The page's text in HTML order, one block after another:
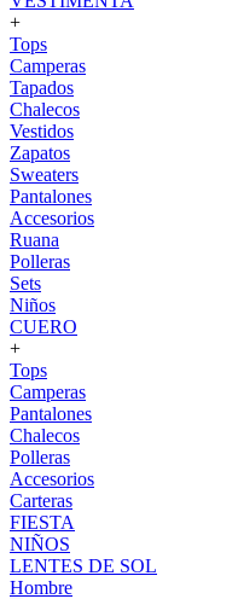
+
Tops
Camperas
Tapados
Chalecos
Vestidos
Zapatos
Sweaters
Pantalones
Accesorios
Ruana
Polleras
Sets
Niños
CUERO
+
Tops
Camperas
Pantalones
Chalecos
Polleras
Accesorios
Carteras
FIESTA
NIÑOS
LENTES DE SOL
Hombre